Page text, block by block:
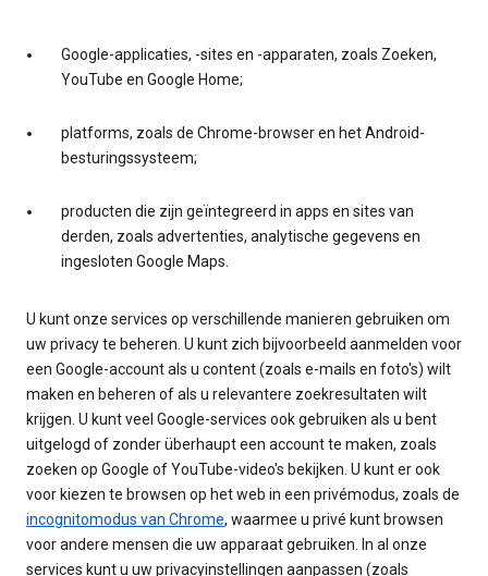
Google-applicaties, -sites en -apparaten, zoals Zoeken,
YouTube en Google Home;
platforms, zoals de Chrome-browser en het Android-
besturingssysteem;
producten die zijn geïntegreerd in apps en sites van
derden, zoals advertenties, analytische gegevens en
ingesloten Google Maps.
U kunt onze services op verschillende manieren gebruiken om
uw privacy te beheren. U kunt zich bijvoorbeeld aanmelden voor
een Google-account als u content (zoals e-mails en foto's) wilt
maken en beheren of als u relevantere zoekresultaten wilt
krijgen. U kunt veel Google-services ook gebruiken als u bent
uitgelogd of zonder überhaupt een account te maken, zoals
zoeken op Google of YouTube-video's bekijken. U kunt er ook
voor kiezen te browsen op het web in een privémodus, zoals de
incognitomodus van Chrome, waarmee u privé kunt browsen
voor andere mensen die uw apparaat gebruiken. In al onze
services kunt u uw privacyinstellingen aanpassen (zoals